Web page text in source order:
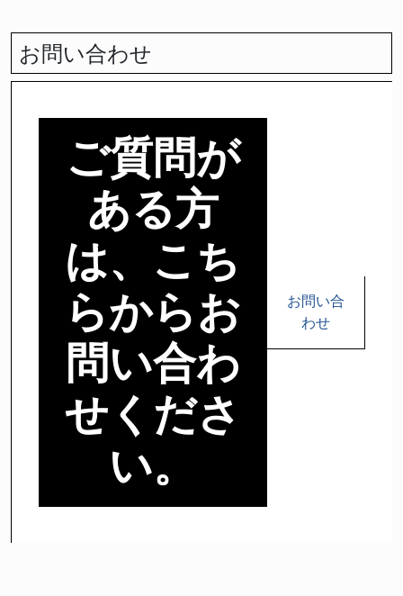
お問い合わせ
ご質問が
ある方
は、こち
らからお
問い合わ
せくださ
い。
お問い合
わせ